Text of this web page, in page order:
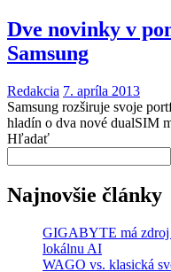
Dve novinky v
Samsung
Redakcia 7. apríla 2013
Samsung rozširuje svoje
hladín o dva nové dualSIM
Hľadať
Najnovšie články
GIGABYTE má zdroj
lokálnu AI
WAGO vs. klasická